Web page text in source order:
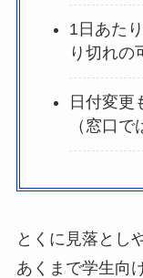
1日あた
り切れの
日付変更
（窓口で
とくに見落とし
あくまで学生向